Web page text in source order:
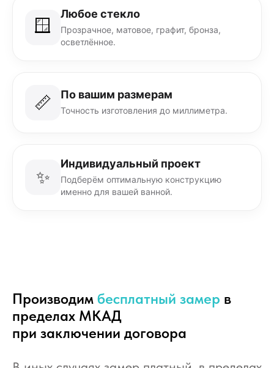
🪟
Любое стекло
Прозрачное, матовое, графит, бронза,
осветлённое.
📏 По вашим размерам
Точность изготовления до миллиметра.
✨
Индивидуальный проект
Подберём оптимальную конструкцию
именно для вашей ванной.
Производим бесплатный замер в
пределах МКАД
при заключении договора